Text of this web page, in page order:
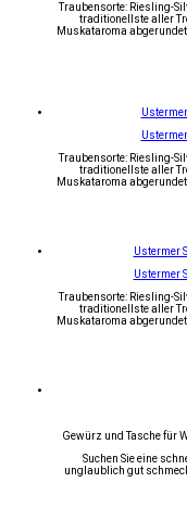
Traubensorte: Riesling-
traditionellste aller
Muskataroma
Traubensorte: Riesling-
traditionellste aller
Muskataroma
Ustermer
Ustermer
Traubensorte: Riesling-
traditionellste aller
Muskataroma
Gewürz und Tasche für
Suchen Sie eine
unglaublich gut